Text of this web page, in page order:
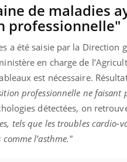
de maladies
professionnelle"
a été saisie par la
en charge de
est nécessaire.
professionnelle ne faisant
détectées, on
tels que les troubles cardio-
l’asthme."